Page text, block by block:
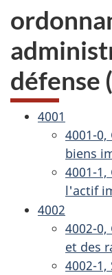
défense
4001
4001-
biens
4001-
l'actif
4002
4002-
et des
4002-